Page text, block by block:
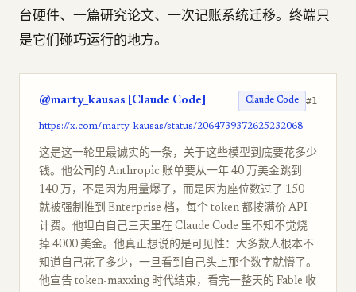
台硬件、一篇研究论文、一次记账系统迁移。终端只
是它们碰巧运行的地方。
@marty_kausas [Claude Code] Claude Code #1
https://x.com/marty_kausas/status/2064739372625232068
这是这一轮里最诚实的一条，关于这些模型到底要花多少
钱。他公司的 Anthropic 账单要从一年 40 万美金跳到
140 万，不是因为用量爆了，而是因为座位数过了 150
就被强制推到 Enterprise 档，每个 token 都按满价 API
计费。他坦白自己三天里在 Claude Code 里不知不觉烧
掉 4000 美金。他真正想说的是可见性：大多数人根本不
知道自己花了多少，一旦看到自己头上那个数字就懵了。
他宣告 token-maxxing 时代结束，看完一整天的 Fable 收